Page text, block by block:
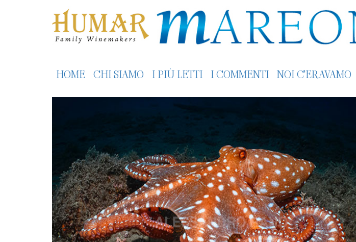
HOME CHI SIAMO I PIÙ LETTI I COMMENTI NOI C'ERAVAMO